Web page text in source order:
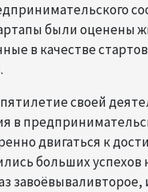
были оценены
в качестве
своей
в
двигаться к
больших